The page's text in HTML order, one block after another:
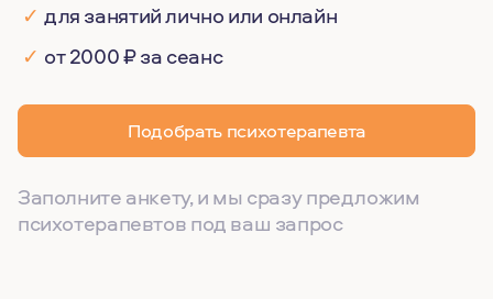
✓ для занятий лично или онлайн
✓ от 2000 ₽ за сеанс
Подобрать психотерапевта
Заполните анкету, и мы сразу предложим
психотерапевтов под ваш запрос